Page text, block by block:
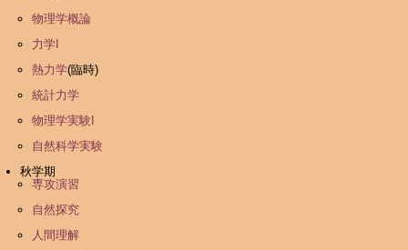
物理学概論
力学I
熱力学(臨時)
統計力学
物理学実験I
自然科学実験
秋学期
専攻演習
自然探究
人間理解